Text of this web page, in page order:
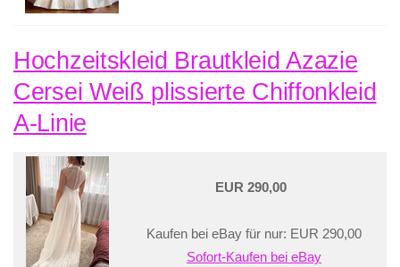
Hochzeitskleid Brautkleid Azazie
Cersei Weiß plissierte Chiffonkleid
A-Linie
EUR 290,00
Kaufen bei eBay für nur: EUR 290,00
Sofort-Kaufen bei eBay